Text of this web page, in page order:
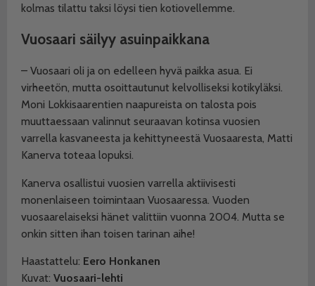
kolmas tilattu taksi löysi tien kotiovellemme.
Vuosaari säilyy asuinpaikkana
– Vuosaari oli ja on edelleen hyvä paikka asua. Ei
virheetön, mutta osoittautunut kelvolliseksi kotikyläksi.
Moni Lokkisaarentien naapureista on talosta pois
muuttaessaan valinnut seuraavan kotinsa vuosien
varrella kasvaneesta ja kehittyneestä Vuosaaresta, Matti
Kanerva toteaa lopuksi.
Kanerva osallistui vuosien varrella aktiivisesti
monenlaiseen toimintaan Vuosaaressa. Vuoden
vuosaarelaiseksi hänet valittiin vuonna 2004. Mutta se
onkin sitten ihan toisen tarinan aihe!
Haastattelu: Eero Honkanen
Kuvat: Vuosaari-lehti